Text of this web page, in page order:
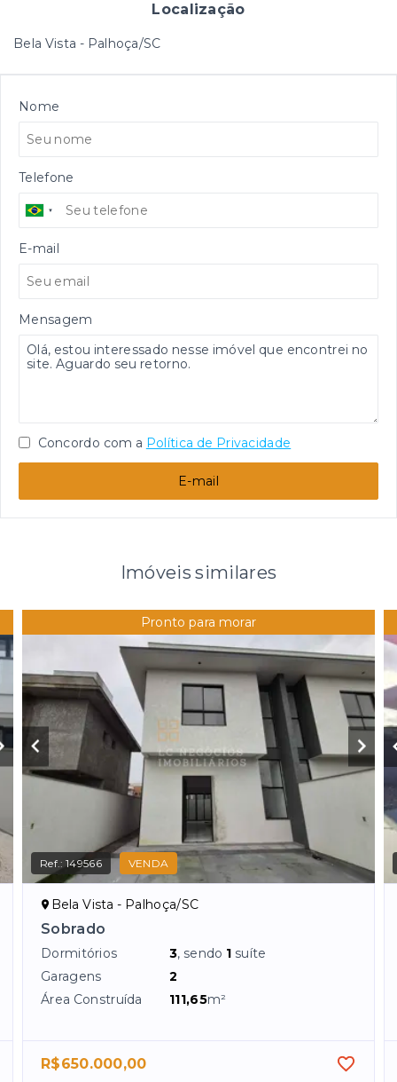
Localização
Bela Vista - Palhoça/SC
Nome
Telefone
E-mail
Mensagem
Concordo com a Política de Privacidade
E-mail
Imóveis similares
Pronto para morar
Ref.:149566 VENDA
Bela Vista - Palhoça/SC
Sobrado
Dormitórios 3, sendo 1 suíte
Garagens
2
Área Construída
111,65m²
R$650.000,00